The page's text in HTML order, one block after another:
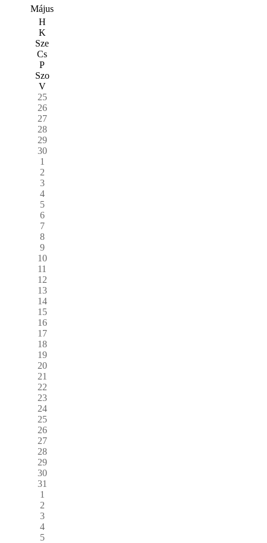
Május
H
K
Sze
Cs
P
Szo
V
25
26
27
28
29
30
1
2
3
4
5
6
7
8
9
10
11
12
13
14
15
16
17
18
19
20
21
22
23
24
25
26
27
28
29
30
31
1
2
3
4
5